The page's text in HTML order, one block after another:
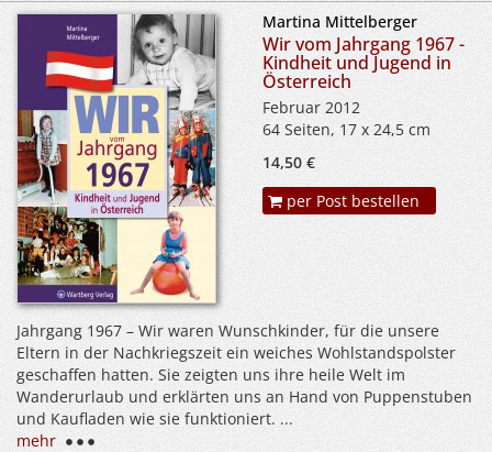
Martina Mittelberger
Wir vom Jahrgang 1967 -
Kindheit und Jugend in
Österreich
Februar 2012
64 Seiten, 17 x 24,5 cm
14,50 €
per Post bestellen
Jahrgang 1967 – Wir waren Wunschkinder, für die unsere
Eltern in der Nachkriegszeit ein weiches Wohlstandspolster
geschaffen hatten. Sie zeigten uns ihre heile Welt im
Wanderurlaub und erklärten uns an Hand von Puppenstuben
und Kaufladen wie sie funktioniert. ...
mehr